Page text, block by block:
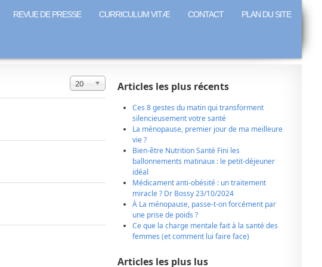
REVUE DE PRESSE CURRICULUM VITÆ CONTACT PLAN DU SITE
Affichage #
20 Articles les plus récents
Ces 8 gestes du matin qui transforment
silencieusement votre santé
La ménopause, premier jour de ma meilleure
vie ?
Bien-être Nutrition Santé Fini les
ballonnements matinaux : le petit-déjeuner
idéal
Médicament anti-obésité : un traitement
miracle ? Dr Bossy 23/10/2024
À La ménopause, passe-t-on forcément par
une prise de poids ?
Ce que la charge mentale fait à la santé des
femmes (et comment lui faire face)
Articles les plus lus